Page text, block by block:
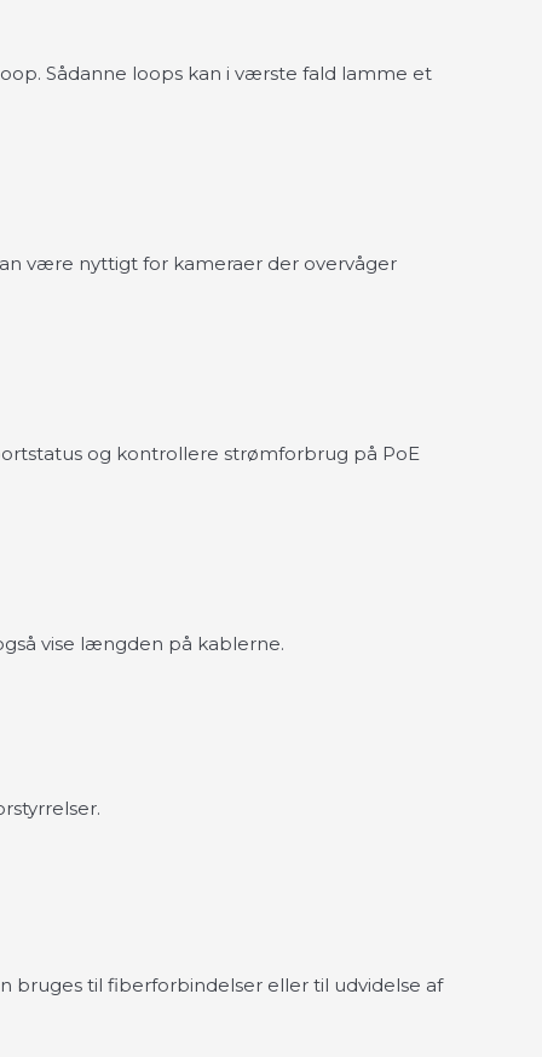
Sådanne loops kan i værste fald lamme et
være nyttigt for kameraer der overvåger
og kontrollere strømforbrug på PoE
vise længden på kablerne.
bruges til fiberforbindelser eller til udvidelse af